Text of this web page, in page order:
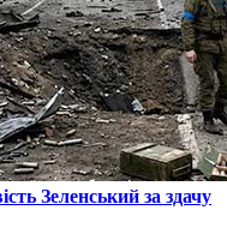
Зеленський за здачу